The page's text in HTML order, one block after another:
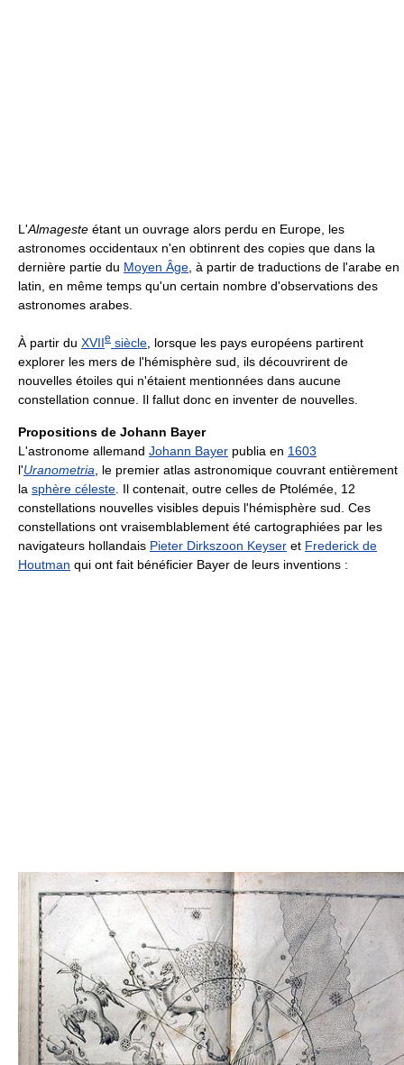
L'Almageste étant un ouvrage alors perdu en Europe, les
astronomes occidentaux n'en obtinrent des copies que dans la
dernière partie du Moyen Âge , à partir de traductions de l'arabe en
latin, en même temps qu'un certain nombre d'observations des
astronomes arabes.
À partir du XVIIe siècle , lorsque les pays européens partirent
explorer les mers de l'hémisphère sud, ils découvrirent de
nouvelles étoiles qui n'étaient mentionnées dans aucune
constellation connue. Il fallut donc en inventer de nouvelles.
Propositions de Johann Bayer
L'astronome allemand Johann Bayer publia en 1603
l'Uranometria , le premier atlas astronomique couvrant entièrement
la sphère céleste . Il contenait, outre celles de Ptolémée, 12
constellations nouvelles visibles depuis l'hémisphère sud. Ces
constellations ont vraisemblablement été cartographiées par les
navigateurs hollandais Pieter Dirkszoon Keyser et Frederick de
Houtman qui ont fait bénéficier Bayer de leurs inventions :